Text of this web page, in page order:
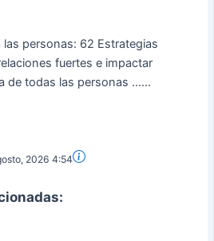
personas: 62 Estrategias
fuertes e impactar
de todas las personas ......
2026 4:54